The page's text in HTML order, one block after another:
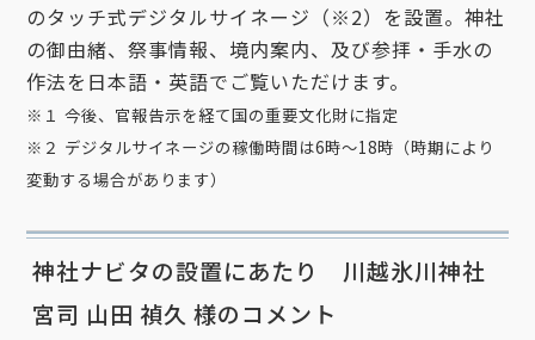
のタッチ式デジタルサイネージ（※2）を設置。神社
の御由緒、祭事情報、境内案内、及び参拝・手水の
作法を日本語・英語でご覧いただけます。
※１ 今後、官報告示を経て国の重要文化財に指定
※２ デジタルサイネージの稼働時間は6時～18時（時期により
変動する場合があります）
神社ナビタの設置にあたり 川越氷川神社
宮司 山田 禎久 様のコメント